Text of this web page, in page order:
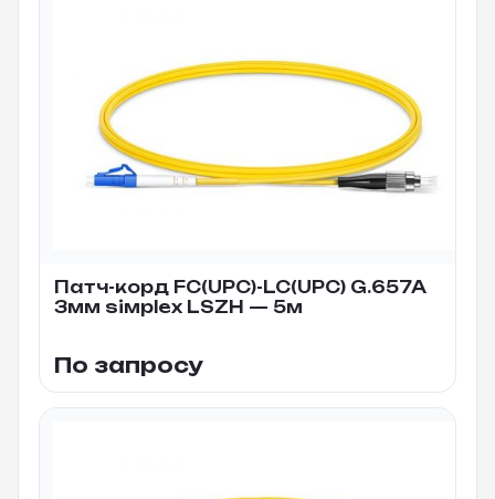
Патч-корд FC(UPC)-LC(UPC) G.657A
3мм siмplex LSZH — 5м
По запросу